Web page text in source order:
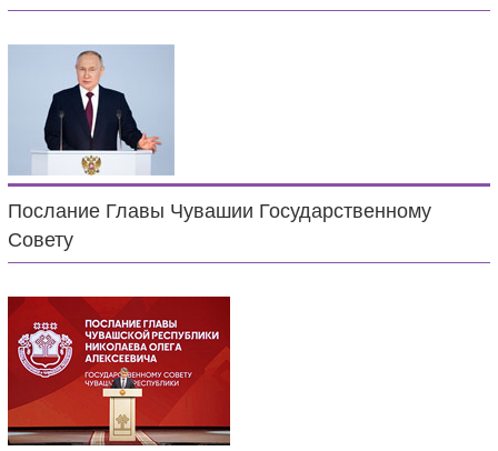
Послание Главы Чувашии Государственному
Совету